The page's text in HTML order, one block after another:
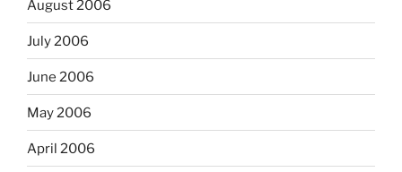
August 2006
July 2006
June 2006
May 2006
April 2006